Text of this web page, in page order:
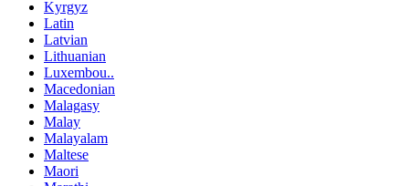
Kyrgyz
Latin
Latvian
Lithuanian
Luxembou..
Macedonian
Malagasy
Malay
Malayalam
Maltese
Maori